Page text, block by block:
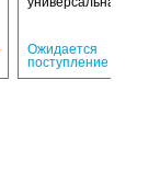
Ожидается
поступление